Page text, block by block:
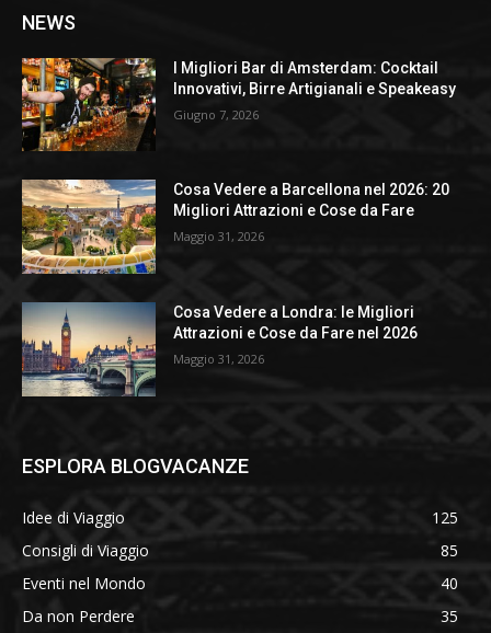
NEWS
I Migliori Bar di Amsterdam: Cocktail
Innovativi, Birre Artigianali e Speakeasy
Giugno 7, 2026
Cosa Vedere a Barcellona nel 2026: 20
Migliori Attrazioni e Cose da Fare
Maggio 31, 2026
Cosa Vedere a Londra: le Migliori
Attrazioni e Cose da Fare nel 2026
Maggio 31, 2026
ESPLORA BLOGVACANZE
Idee di Viaggio
125
Consigli di Viaggio
85
Eventi nel Mondo
40
Da non Perdere
35